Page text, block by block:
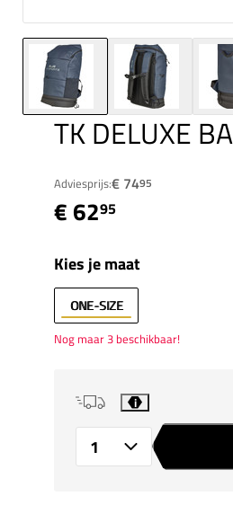
TK DELUXE
Adviesprijs:€ 7495
€ 6295
Kies je maat
ONE-SIZE
Nog maar 3 beschikbaar!
i